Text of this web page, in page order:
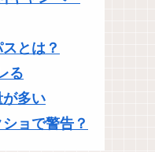
とは？
る
多い
ョで警告？